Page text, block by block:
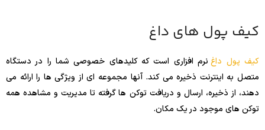
کیف پول های داغ
کیف پول داغنرم افزاری است که کلیدهای خصوصی شما را در دستگاه
متصل به اینترنت ذخیره می کند. آنها مجموعه ای از ویژگی ها را ارائه می
دهند، از ذخیره، ارسال و دریافت توکن ها گرفته تا مدیریت و مشاهده همه
توکن های موجود در یک مکان.